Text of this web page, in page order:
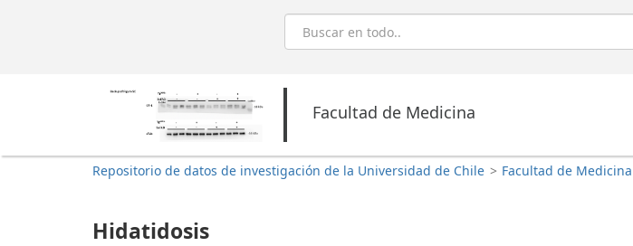
Buscar
Facultad de Medicina
Repositorio de datos de investigación de la Universidad de Chile > Facultad de Medicina
Hidatidosis